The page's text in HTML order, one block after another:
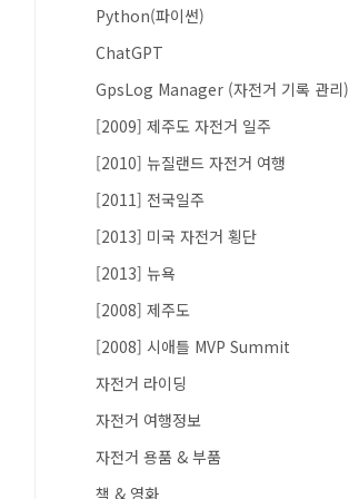
Python(파이썬)
ChatGPT
GpsLog Manager (자전거 기록 관리)
[2009] 제주도 자전거 일주
[2010] 뉴질랜드 자전거 여행
[2011] 전국일주
[2013] 미국 자전거 횡단
[2013] 뉴욕
[2008] 제주도
[2008] 시애틀 MVP Summit
자전거 라이딩
자전거 여행정보
자전거 용품 & 부품
책 & 영화